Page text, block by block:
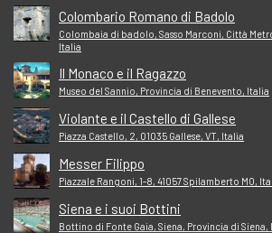
Colombario Romano di Badolo
Colombaia di badolo, Sasso Marconi, Città
Italia
Il Monaco e il Ragazzo
Museo del Sannio, Provincia di Benevento, Italia
Violante e il Castello di Gallese
Piazza Castello, 2, 01035 Gallese, VT, Italia
Messer Filippo
Piazzale Rangoni, 1-8, 41057 Spilamberto MO,
Siena e i suoi Bottini
Bottino di Fonte Gaia, Siena, Provincia di Siena,